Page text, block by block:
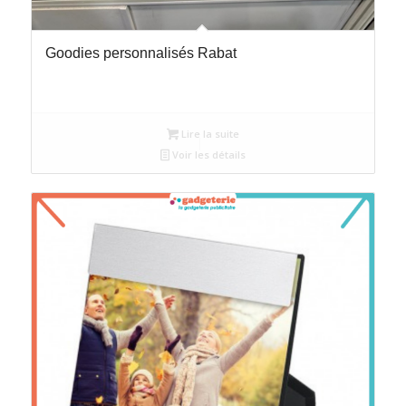
Goodies personnalisés Rabat
Lire la suite
Voir les détails